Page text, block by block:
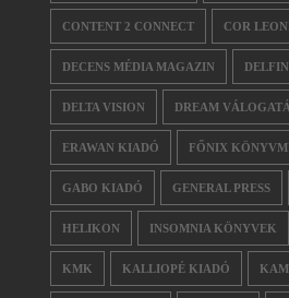
CONTENT 2 CONNECT COR
DECENS MÉDIA MAGAZIN
DELTA VISION DREAM
ERAWAN KIADÓ FŐNIX
GABO KIADÓ GENERAL PRESS
HELIKON INSOMNIA KÖNYVEK
KMK KALLIOPÉ KIADÓ